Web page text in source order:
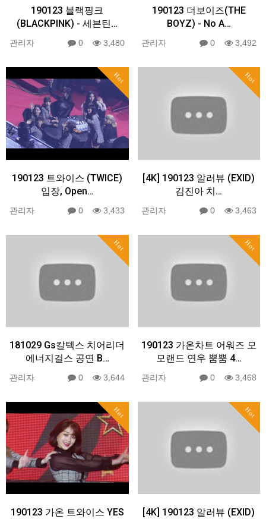
190123 블랙핑크
(BLACKPINK) - 세븐틴…
관리자 0 3,480
190123 더보이즈(THE
BOYZ) - No A…
관리자 0 3,492
Hot
190123 트와이스 (TWICE)
입장, Open…
관리자 0 3,433
Hot
[4K] 190123 알러뷰 (EXID)
김진아 치…
관리자 0 3,463
Hot
181029 Gs칼텍스 치어리더
에너지걸스 공연 B…
관리자 0 3,644
Hot
190123 가온차트 어워즈 모
모랜드 연우 뿜뿜 4…
관리자 0 3,468
Hot
190123 가온 트와이스 YES
Hot
[4K] 190123 알러뷰 (EXID)